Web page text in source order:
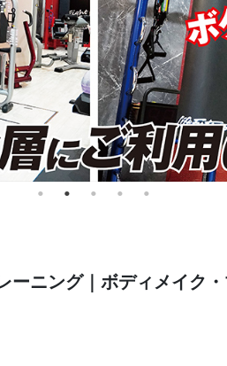
ーニング｜ ボディメイク